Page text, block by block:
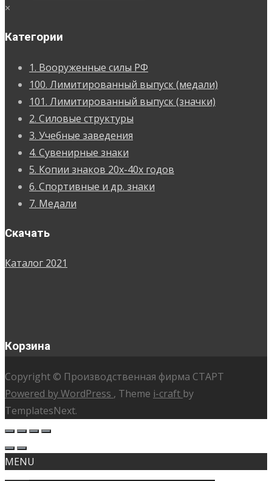
×
Категории
1. Вооруженные силы РФ
100. Лимитированный выпуск (медали)
101. Лимитированный выпуск (значки)
2. Силовые структуры
3. Учебные заведения
4. Сувенирные знаки
5. Копии знаков 20х-40х годов
6. Спортивные и др. знаки
7. Медали
Скачать
Каталог 2021
Корзина
Copyright © Производственная фирма СТАРТ
Powered by WordPress , Theme i-craft by
TemplatesNext.
MENU